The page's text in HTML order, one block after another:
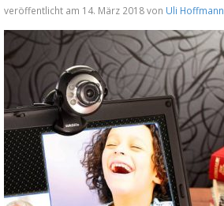
veröffentlicht am 14. März 2018 von Uli Hoffmann